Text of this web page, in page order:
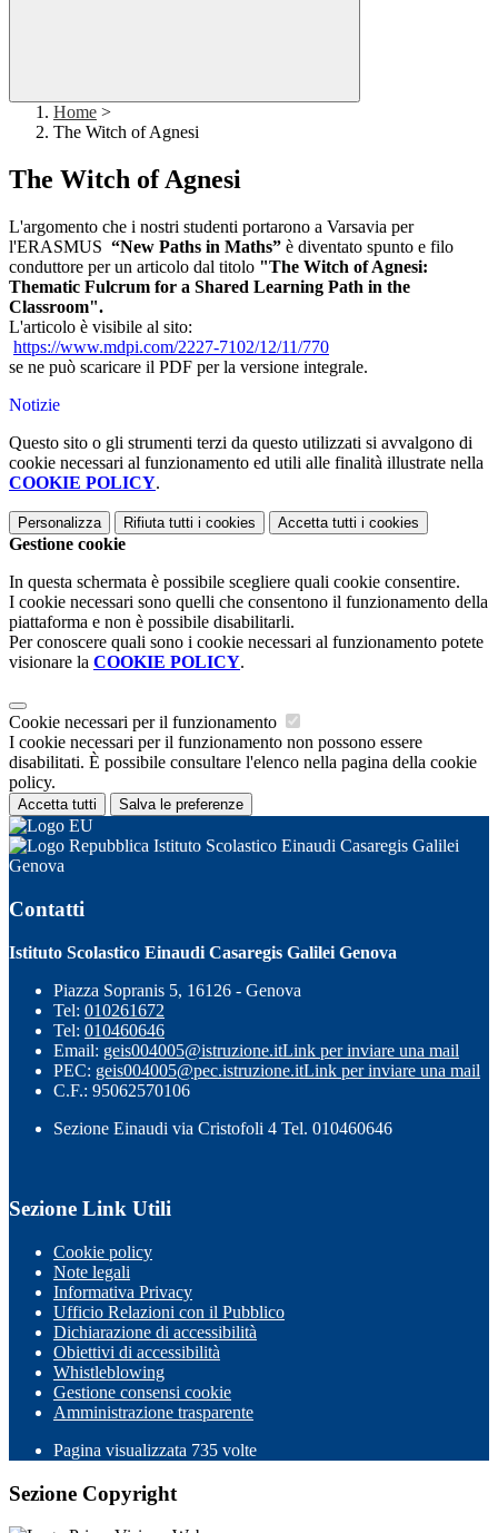
Home >
The Witch of Agnesi
The Witch of Agnesi
L'argomento che i nostri studenti portarono a Varsavia per
l'ERASMUS “New Paths in Maths” è diventato spunto e filo
conduttore per un articolo dal titolo "The Witch of Agnesi:
Thematic Fulcrum for a Shared Learning Path in the
Classroom".
L'articolo è visibile al sito:
https://www.mdpi.com/2227-7102/12/11/770
se ne può scaricare il PDF per la versione integrale.
Notizie
Questo sito o gli strumenti terzi da questo utilizzati si avvalgono di
cookie necessari al funzionamento ed utili alle finalità illustrate nella
COOKIE POLICY.
Personalizza Rifiuta tutti i cookies Accetta tutti i cookies
Gestione cookie
In questa schermata è possibile scegliere quali cookie consentire.
I cookie necessari sono quelli che consentono il funzionamento della
piattaforma e non è possibile disabilitarli.
Per conoscere quali sono i cookie necessari al funzionamento potete
visionare la COOKIE POLICY.
Cookie necessari per il funzionamento
I cookie necessari per il funzionamento non possono essere
disabilitati. È possibile consultare l'elenco nella pagina della cookie
policy.
Accetta tutti Salva le preferenze
Istituto Scolastico Einaudi Casaregis Galilei
Genova
Contatti
Istituto Scolastico Einaudi Casaregis Galilei Genova
Piazza Sopranis 5, 16126 - Genova
Tel: 010261672
Tel: 010460646
Email: geis004005@istruzione.itLink per inviare una mail
PEC: geis004005@pec.istruzione.itLink per inviare una mail
C.F.: 95062570106
Sezione Einaudi via Cristofoli 4 Tel. 010460646
Sezione Link Utili
Cookie policy
Note legali
Informativa Privacy
Ufficio Relazioni con il Pubblico
Dichiarazione di accessibilità
Obiettivi di accessibilità
Whistleblowing
Gestione consensi cookie
Amministrazione trasparente
Pagina visualizzata 735 volte
Sezione Copyright